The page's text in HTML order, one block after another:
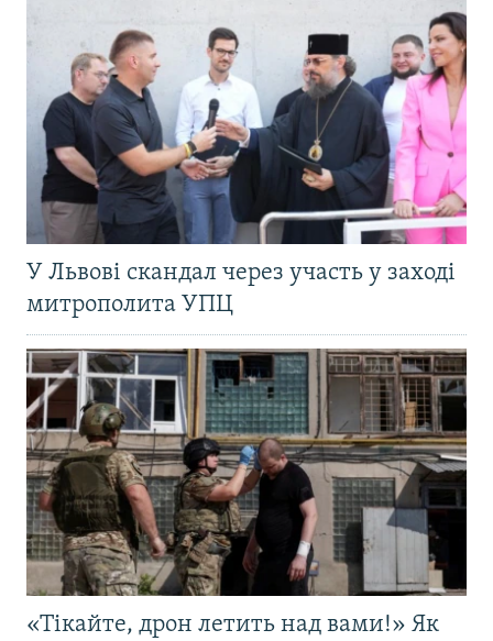
У Львові скандал через участь у заході
митрополита УПЦ
«Тікайте, дрон летить над вами!» Як